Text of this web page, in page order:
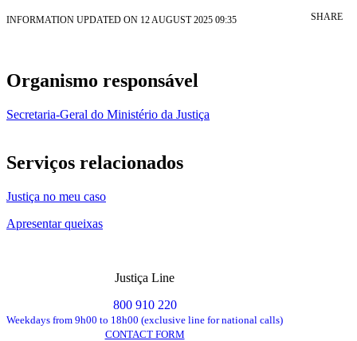
INFORMATION UPDATED ON 12 AUGUST 2025 09:35 SHARE
Organismo responsável
Secretaria-Geral do Ministério da Justiça
Serviços relacionados
Justiça no meu caso
Apresentar queixas
Justiça Line
800 910 220
Weekdays from 9h00 to 18h00 (exclusive line for national calls)
CONTACT FORM